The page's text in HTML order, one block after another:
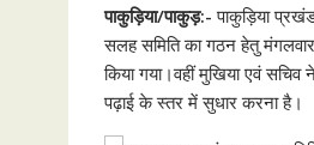
पाकुड़िया/पाकुड़:- पाकुड़िया
सलह समिति का गठन हेतु
किया गया।वहीं मुखिया एवं सचिव
पढ़ाई के स्तर में सुधार करना है।